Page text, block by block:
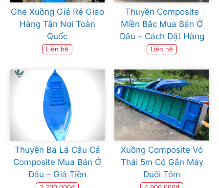
Ghe Xuồng Giá Rẻ Giao
Hàng Tận Nơi Toàn
Quốc
Liên hệ
Thuyền Composite
Miền Bắc Mua Bán Ở
Đâu – Cách Đặt Hàng
Liên hệ
Thuyền Ba Lá Câu Cá
Composite Mua Bán Ở
Đâu – Giá Tiền
Xuồng Composite Vỏ
Thái 5m Có Gắn Máy
Đuôi Tôm